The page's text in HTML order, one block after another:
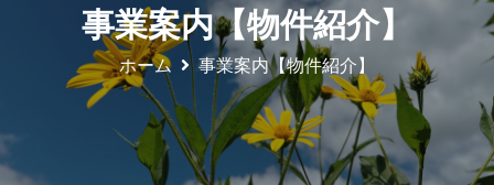
事業案内【物件紹介】
ホーム 事業案内【物件紹介】